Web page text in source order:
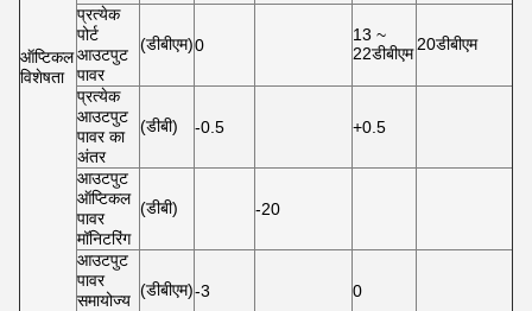
ऑप्टिकल
विशेषता
प्रत्येक
पोर्ट
आउटपुट
पावर
(डीबीएम)0
13 ~
22डीबीएम20डीबीएम
प्रत्येक
आउटपुट
पावर का
अंतर
(डीबी) -0.5 +0.5
आउटपुट
ऑप्टिकल
पावर
मॉनिटरिंग
(डीबी) -20
आउटपुट
पावर
समायोज्य
(डीबीएम)-3 0